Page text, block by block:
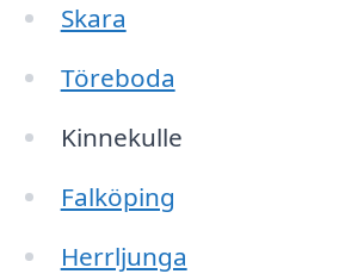
Skara
Töreboda
Kinnekulle
Falköping
Herrljunga